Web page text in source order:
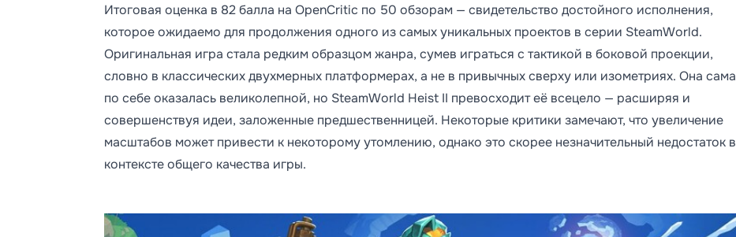
Итоговая оценка в 82 балла на OpenCritic по 50 обзорам — свидетельство достойного исполнения,
которое ожидаемо для продолжения одного из самых уникальных проектов в серии SteamWorld.
Оригинальная игра стала редким образцом жанра, сумев играться с тактикой в боковой проекции,
словно в классических двухмерных платформерах, а не в привычных сверху или изометриях. Она сама
по себе оказалась великолепной, но SteamWorld Heist II превосходит её всецело — расширяя и
совершенствуя идеи, заложенные предшественницей. Некоторые критики замечают, что увеличение
масштабов может привести к некоторому утомлению, однако это скорее незначительный недостаток в
контексте общего качества игры.